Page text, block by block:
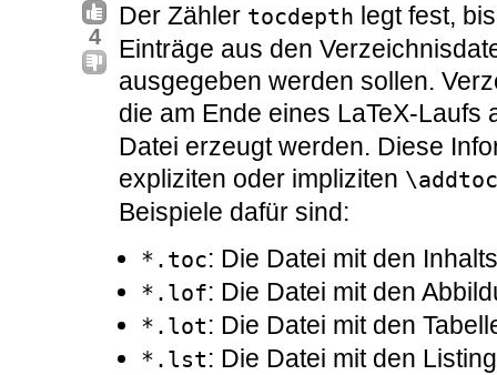
4
Der Zähler tocdepth legt fest,
Einträge aus den
ausgegeben werden sollen.
die am Ende eines LaTeX-
Datei erzeugt werden. Diese
expliziten oder impliziten
Beispiele dafür sind:
*.toc: Die Datei mit den
*.lof: Die Datei mit den
*.lot: Die Datei mit den
*.lst: Die Datei mit den